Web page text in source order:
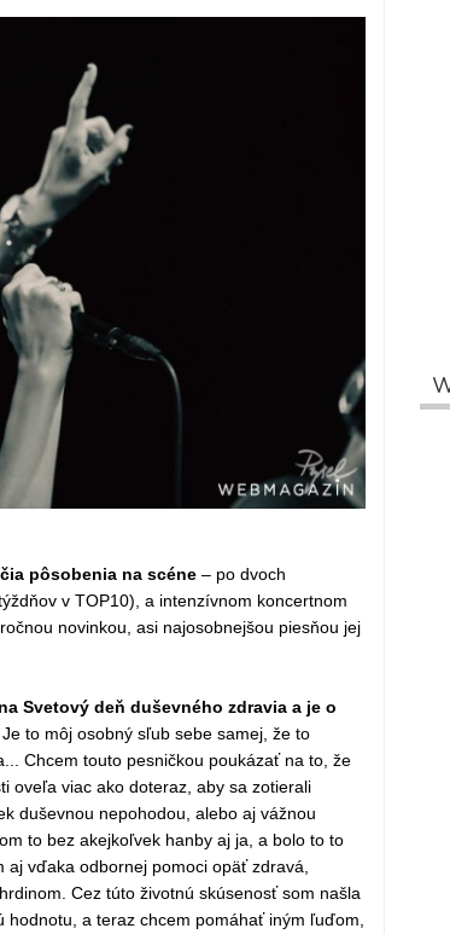
pôsobenia na scéne– po dvoch
v TOP10), a intenzívnom koncertnom
novinkou, asi najosobnejšou piesňou jej
Svetový deň duševného zdravia a je o
Je to môj osobný sľub sebe samej, že to
Chcem touto pesničkou poukázať na to, že
oveľa viac ako doteraz, aby sa zotierali
duševnou nepohodou, alebo aj vážnou
to bez akejkoľvek hanby aj ja, a bolo to to
vďaka odbornej pomoci opäť zdravá,
Cez túto životnú skúsenosť som našla
a teraz chcem pomáhať iným ľuďom,